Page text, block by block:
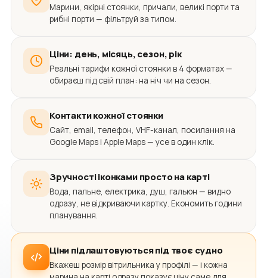
Марини, якірні стоянки, причали, великі порти та
рибні порти — фільтруй за типом.
Ціни: день, місяць, сезон, рік
Реальні тарифи кожної стоянки в 4 форматах —
обираєш під свій план: на ніч чи на сезон.
Контакти кожної стоянки
Сайт, email, телефон, VHF-канал, посилання на
Google Maps і Apple Maps — усе в один клік.
Зручності іконками просто на карті
Вода, пальне, електрика, душ, гальюн — видно
одразу, не відкриваючи картку. Економить години
планування.
Ціни підлаштовуються під твоє судно
Вкажеш розмір вітрильника у профілі — і кожна